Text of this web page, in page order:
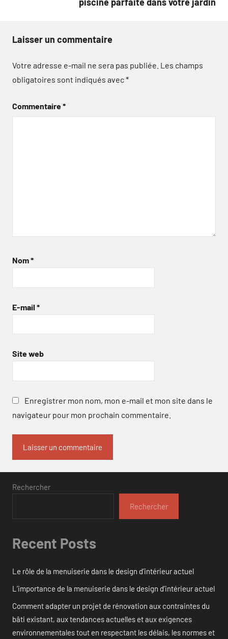
Laisser un commentaire
Votre adresse e-mail ne sera pas publiée. Les champs
obligatoires sont indiqués avec*
Commentaire*
Nom*
E-mail *
Site web
Enregistrer mon nom, mon e-mail et mon site dans le
navigateur pour mon prochain commentaire.
Rechercher
Rechercher
Recent Posts
Le rôle de la menuiserie dans le design d’intérieur actuel
L’importance de la menuiserie dans le design d’intérieur actuel
Comment adapter un projet de rénovation aux contraintes du
bâti existant, aux tendances actuelles et aux exigences
environnementales tout en respectant les délais, les normes et